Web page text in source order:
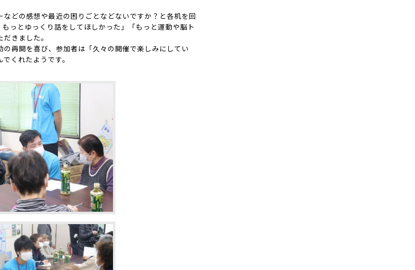
どの感想や最近の困りごとなどないですか？と各机を回
っとゆっくり話をしてほしかった」「もっと運動や脳ト
きました。
再開を喜び、参加者は「久々の開催で楽しみにしてい
くれたようです。